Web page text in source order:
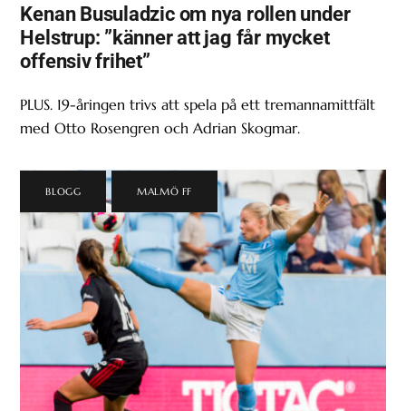
Kenan Busuladzic om nya rollen under
Helstrup: ”känner att jag får mycket
offensiv frihet”
PLUS. 19-åringen trivs att spela på ett tremannamittfält
med Otto Rosengren och Adrian Skogmar.
BLOGG MALMÖ FF